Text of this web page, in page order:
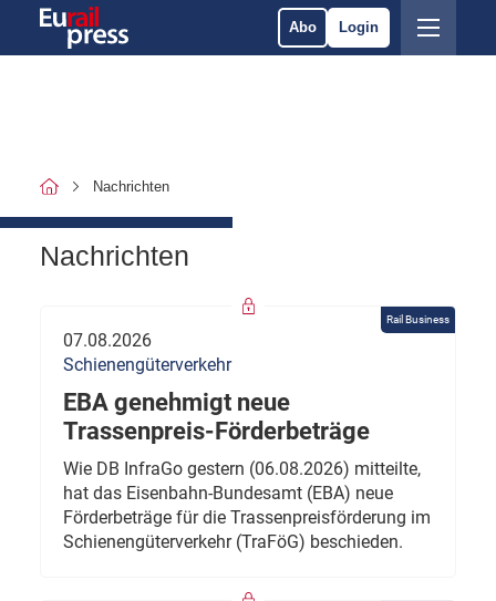
Abo Login
Nachrichten
Nachrichten
Rail Business
07.08.2026
Schienengüterverkehr
EBA genehmigt neue
Trassenpreis-Förderbeträge
Wie DB InfraGo gestern (06.08.2026) mitteilte,
hat das Eisenbahn-Bundesamt (EBA) neue
Förderbeträge für die Trassenpreisförderung im
Schienengüterverkehr (TraFöG) beschieden.